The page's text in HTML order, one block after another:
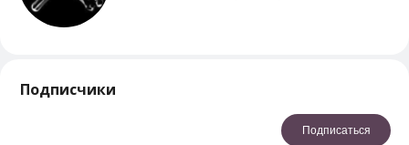
Подписчики
Подписаться